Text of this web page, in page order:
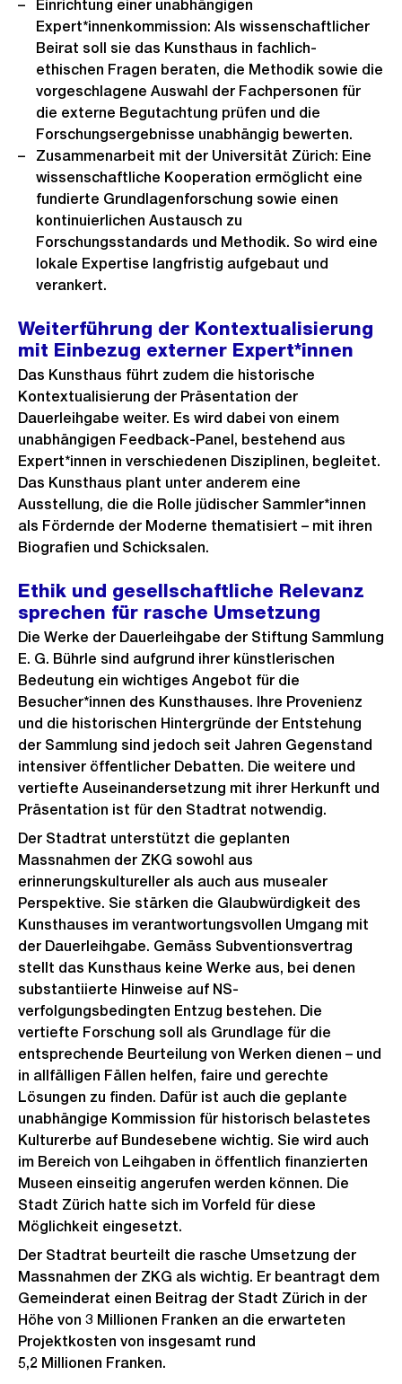
Einrichtung einer unabhängigen
Expert*innenkommission: Als wissenschaftlicher
Beirat soll sie das Kunsthaus in fachlich-
ethischen Fragen beraten, die Methodik sowie die
vorgeschlagene Auswahl der Fachpersonen für
die externe Begutachtung prüfen und die
Forschungsergebnisse unabhängig bewerten.
Zusammenarbeit mit der Universität Zürich: Eine
wissenschaftliche Kooperation ermöglicht eine
fundierte Grundlagenforschung sowie einen
kontinuierlichen Austausch zu
Forschungsstandards und Methodik. So wird eine
lokale Expertise langfristig aufgebaut und
verankert.
Weiterführung der Kontextualisierung
mit Einbezug externer Expert*innen
Das Kunsthaus führt zudem die historische
Kontextualisierung der Präsentation der
Dauerleihgabe weiter. Es wird dabei von einem
unabhängigen Feedback-Panel, bestehend aus
Expert*innen in verschiedenen Disziplinen, begleitet.
Das Kunsthaus plant unter anderem eine
Ausstellung, die die Rolle jüdischer Sammler*innen
als Fördernde der Moderne thematisiert – mit ihren
Biografien und Schicksalen.
Ethik und gesellschaftliche Relevanz
sprechen für rasche Umsetzung
Die Werke der Dauerleihgabe der Stiftung Sammlung
E. G. Bührle sind aufgrund ihrer künstlerischen
Bedeutung ein wichtiges Angebot für die
Besucher*innen des Kunsthauses. Ihre Provenienz
und die historischen Hintergründe der Entstehung
der Sammlung sind jedoch seit Jahren Gegenstand
intensiver öffentlicher Debatten. Die weitere und
vertiefte Auseinandersetzung mit ihrer Herkunft und
Präsentation ist für den Stadtrat notwendig.
Der Stadtrat unterstützt die geplanten
Massnahmen der ZKG sowohl aus
erinnerungskultureller als auch aus musealer
Perspektive. Sie stärken die Glaubwürdigkeit des
Kunsthauses im verantwortungsvollen Umgang mit
der Dauerleihgabe. Gemäss Subventionsvertrag
stellt das Kunsthaus keine Werke aus, bei denen
substantiierte Hinweise auf NS-
verfolgungsbedingten Entzug bestehen. Die
vertiefte Forschung soll als Grundlage für die
entsprechende Beurteilung von Werken dienen – und
in allfälligen Fällen helfen, faire und gerechte
Lösungen zu finden. Dafür ist auch die geplante
unabhängige Kommission für historisch belastetes
Kulturerbe auf Bundesebene wichtig. Sie wird auch
im Bereich von Leihgaben in öffentlich finanzierten
Museen einseitig angerufen werden können. Die
Stadt Zürich hatte sich im Vorfeld für diese
Möglichkeit eingesetzt.
Der Stadtrat beurteilt die rasche Umsetzung der
Massnahmen der ZKG als wichtig. Er beantragt dem
Gemeinderat einen Beitrag der Stadt Zürich in der
Höhe von 3 Millionen Franken an die erwarteten
Projektkosten von insgesamt rund
5,2 Millionen Franken.